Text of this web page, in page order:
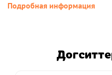
Подробная информация